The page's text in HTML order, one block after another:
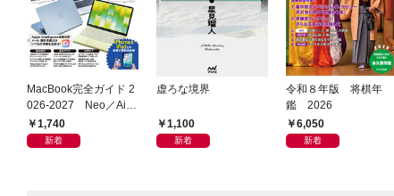
MacBook完全ガイド 2
026-2027 Neo／Air
／Pro対応
1,740
新着
虚ろな境界
1,100
新着
令和８年版 将棋年
鑑 2026
6,050
新着